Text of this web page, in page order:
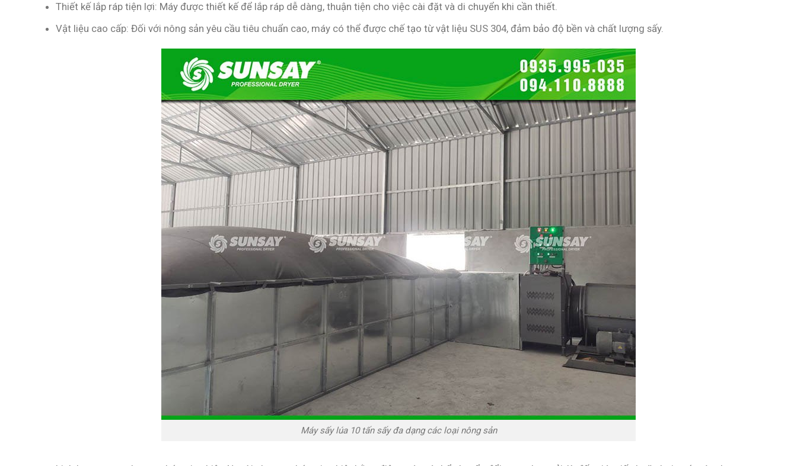
Thiết kế lắp ráp tiện lợi: Máy được thiết kế để lắp ráp dễ dàng, thuận tiện cho việc cài đặt và di chuyển khi cần thiết.
Vật liệu cao cấp: Đối với nông sản yêu cầu tiêu chuẩn cao, máy có thể được chế tạo từ vật liệu SUS 304, đảm bảo độ bền và chất lượng sấy.
Máy sấy lúa 10 tấn sấy đa dạng các loại nông sản